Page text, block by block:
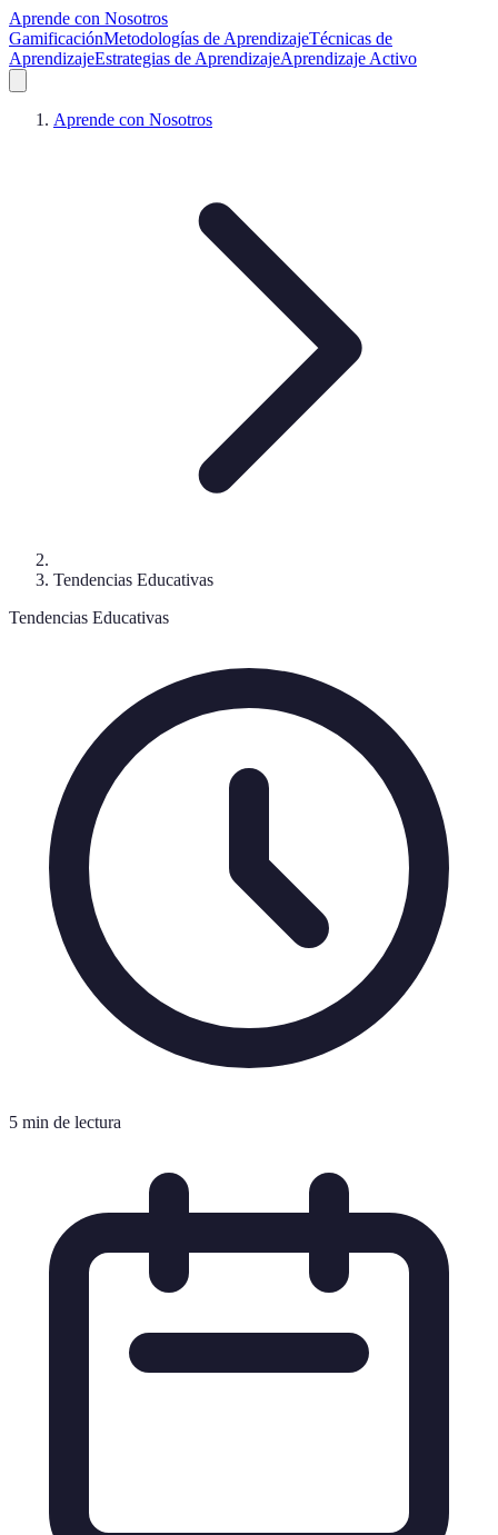
Aprende con Nosotros
GamificaciónMetodologías de AprendizajeTécnicas de
AprendizajeEstrategias de AprendizajeAprendizaje Activo
Aprende con Nosotros
Tendencias Educativas
Tendencias Educativas
5 min de lectura